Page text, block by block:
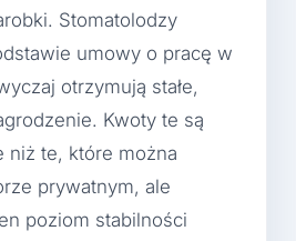
Stomatolodzy
umowy o pracę w
otrzymują stałe,
Kwoty te są
niż te, które można
prywatnym, ale
poziom stabilności